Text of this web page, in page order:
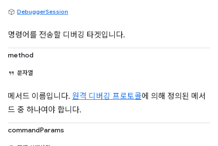
DebuggerSession
명령어를 전송할 디버깅 타겟입니다.
method
문자열
메서드 이름입니다. 원격 디버깅 프로토콜에 의해 정의된 메서
드 중 하나여야 합니다.
commandParams